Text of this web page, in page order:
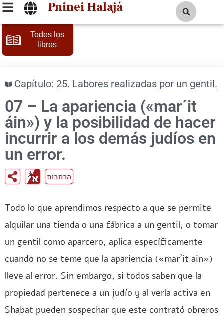
Pninei Halajá
Todos los
libros
Capítulo: 25. Labores realizadas por un gentil.
07 – La apariencia («mar´it
áin») y la posibilidad de hacer
incurrir a los demás judíos en
un error.
הרחבות
Todo lo que aprendimos respecto a que se permite
alquilar una tienda o una fábrica a un gentil, o tomar
un gentil como aparcero, aplica específicamente
cuando no se teme que la apariencia («mar´it ain»)
lleve al error. Sin embargo, si todos saben que la
propiedad pertenece a un judío y al verla activa en
Shabat pueden sospechar que este contrató obreros